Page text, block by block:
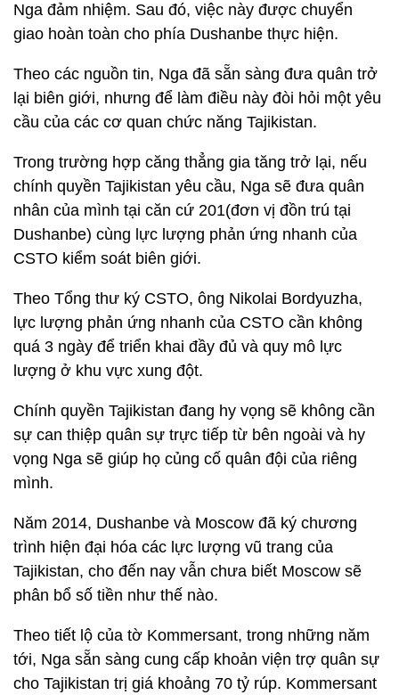
Nga đảm nhiệm. Sau đó, việc này được chuyển
giao hoàn toàn cho phía Dushanbe thực hiện.
Theo các nguồn tin, Nga đã sẵn sàng đưa quân trở
lại biên giới, nhưng để làm điều này đòi hỏi một yêu
cầu của các cơ quan chức năng Tajikistan.
Trong trường hợp căng thẳng gia tăng trở lại, nếu
chính quyền Tajikistan yêu cầu, Nga sẽ đưa quân
nhân của mình tại căn cứ 201(đơn vị đồn trú tại
Dushanbe) cùng lực lượng phản ứng nhanh của
CSTO kiểm soát biên giới.
Theo Tổng thư ký CSTO, ông Nikolai Bordyuzha,
lực lượng phản ứng nhanh của CSTO cần không
quá 3 ngày để triển khai đầy đủ và quy mô lực
lượng ở khu vực xung đột.
Chính quyền Tajikistan đang hy vọng sẽ không cần
sự can thiệp quân sự trực tiếp từ bên ngoài và hy
vọng Nga sẽ giúp họ củng cố quân đội của riêng
mình.
Năm 2014, Dushanbe và Moscow đã ký chương
trình hiện đại hóa các lực lượng vũ trang của
Tajikistan, cho đến nay vẫn chưa biết Moscow sẽ
phân bổ số tiền như thế nào.
Theo tiết lộ của tờ Kommersant, trong những năm
tới, Nga sẵn sàng cung cấp khoản viện trợ quân sự
cho Tajikistan trị giá khoảng 70 tỷ rúp. Kommersant